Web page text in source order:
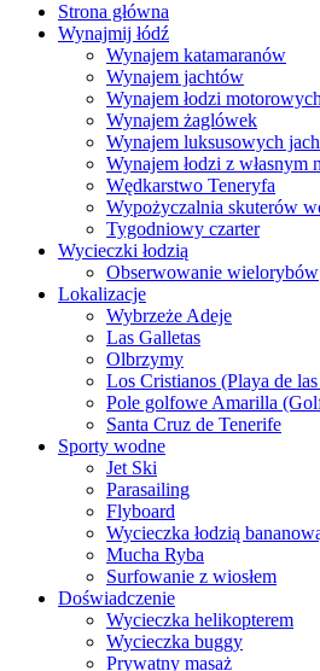
Strona główna
Wynajmij łódź
Wynajem katamaranów
Wynajem jachtów
Wynajem łodzi motorowych
Wynajem żaglówek
Wynajem luksusowych
Wynajem łodzi z własnym
Wędkarstwo Teneryfa
Wypożyczalnia skuterów
Tygodniowy czarter
Wycieczki łodzią
Obserwowanie wielorybów
Lokalizacje
Wybrzeże Adeje
Las Galletas
Olbrzymy
Los Cristianos (Playa de
Pole golfowe Amarilla
Santa Cruz de Tenerife
Sporty wodne
Jet Ski
Parasailing
Flyboard
Wycieczka łodzią
Mucha Ryba
Surfowanie z wiosłem
Doświadczenie
Wycieczka helikopterem
Wycieczka buggy
Prywatny masaż